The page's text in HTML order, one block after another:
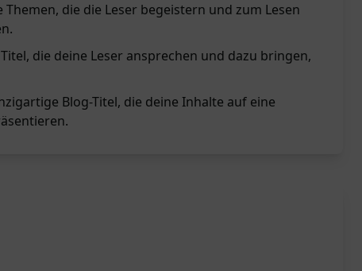
die die Leser begeistern und zum Lesen
die deine Leser ansprechen und dazu bringen,
Blog-Titel, die deine Inhalte auf eine